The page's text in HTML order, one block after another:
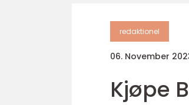
redaktionel
06. November
Kjøpe